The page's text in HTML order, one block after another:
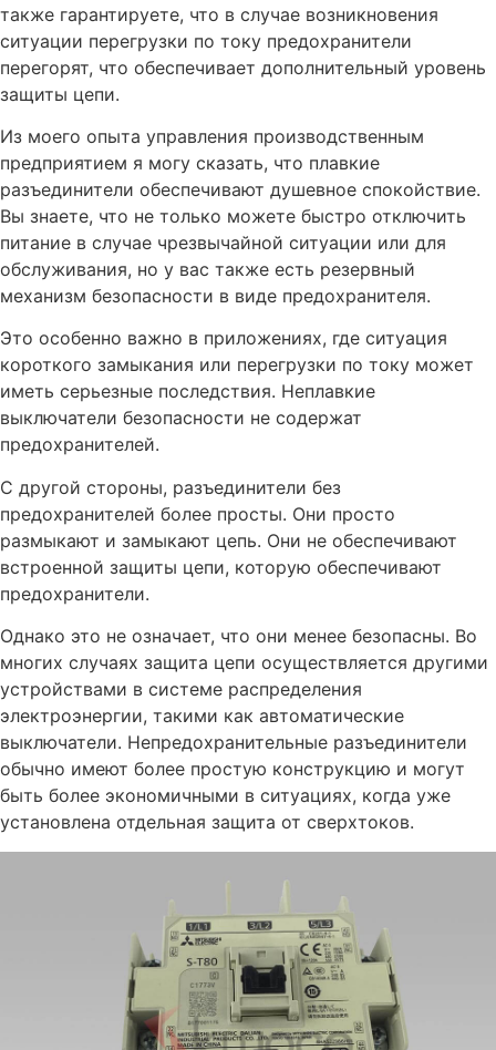
также гарантируете, что в случае возникновения
ситуации перегрузки по току предохранители
перегорят, что обеспечивает дополнительный уровень
защиты цепи.
Из моего опыта управления производственным
предприятием я могу сказать, что плавкие
разъединители обеспечивают душевное спокойствие.
Вы знаете, что не только можете быстро отключить
питание в случае чрезвычайной ситуации или для
обслуживания, но у вас также есть резервный
механизм безопасности в виде предохранителя.
Это особенно важно в приложениях, где ситуация
короткого замыкания или перегрузки по току может
иметь серьезные последствия. Неплавкие
выключатели безопасности не содержат
предохранителей.
С другой стороны, разъединители без
предохранителей более просты. Они просто
размыкают и замыкают цепь. Они не обеспечивают
встроенной защиты цепи, которую обеспечивают
предохранители.
Однако это не означает, что они менее безопасны. Во
многих случаях защита цепи осуществляется другими
устройствами в системе распределения
электроэнергии, такими как автоматические
выключатели. Непредохранительные разъединители
обычно имеют более простую конструкцию и могут
быть более экономичными в ситуациях, когда уже
установлена отдельная защита от сверхтоков.